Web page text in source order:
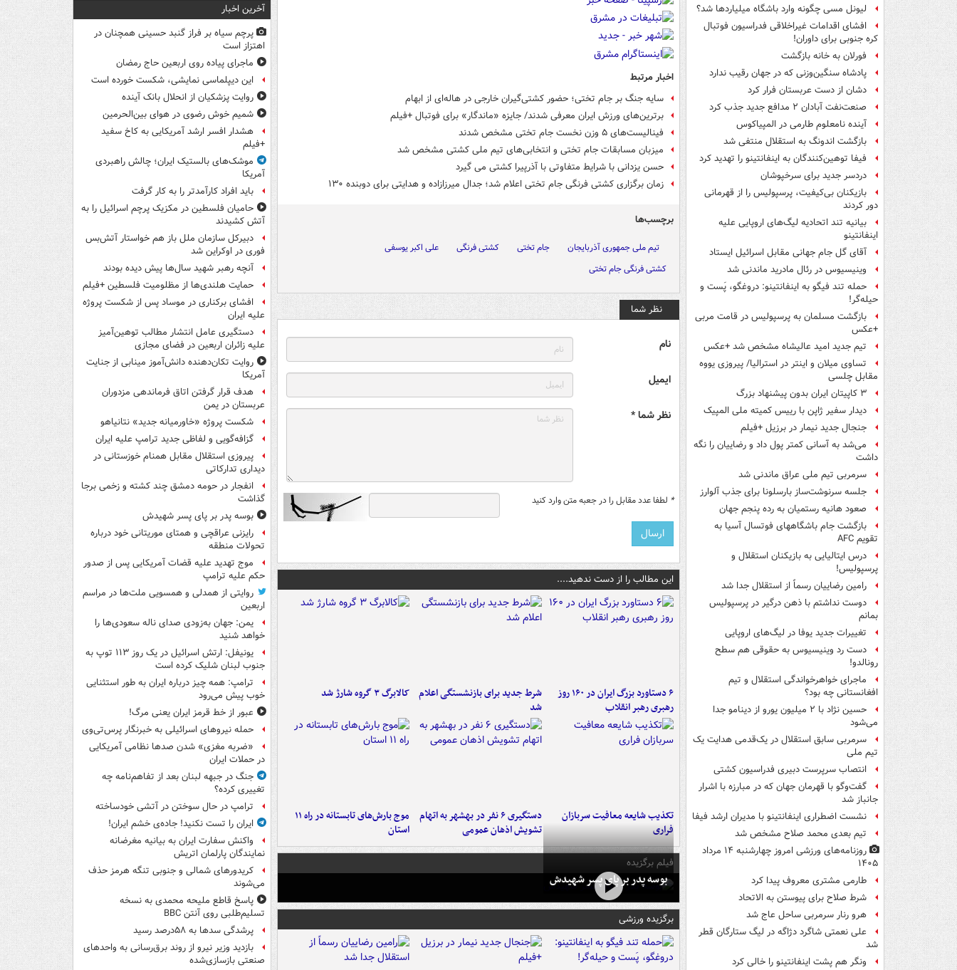
لیونل مسی چگونه وارد باشگاه میلیاردها شد؟
افشای اقدامات غیراخلاقی فدراسیون فوتبال
کره جنوبی برای داوران!
فورلان به خانه بازگشت
پادشاه سنگین‌وزنی که در جهان رقیب ندارد
دشان از دست عربستان فرار کرد
صنعت‌نفت آبادان ۲ مدافع جدید جذب کرد
آینده نامعلوم طارمی در المپیاکوس
بازگشت اندونگ به استقلال منتفی شد
فیفا توهین‌کنندگان به اینفانتینو را تهدید کرد
دردسر جدید برای سرخپوشان
بازیکنان بی‌کیفیت، پرسپولیس را از قهرمانی
دور کردند
بیانیه تند اتحادیه لیگ‌های اروپایی علیه
اینفانتینو
آقای گل جام جهانی مقابل اسرائیل ایستاد
وینیسیوس در رئال مادرید ماندنی شد
حمله تند فیگو به اینفانتینو: دروغگو، پَست‌ و
حیله‌گر!
بازگشت مسلمان به پرسپولیس در قامت مربی
+عکس
تیم جدید امید عالیشاه مشخص شد +عکس
تساوی میلان و اینتر در استرالیا/ پیروزی یووه
مقابل چلسی
۳ کاپیتان ایران بدون پیشنهاد بزرگ
دیدار سفیر ژاپن با رییس کمیته ملی المپیک
جنجال جدید نیمار در برزیل +فیلم
می‌شد به آسانی کمتر پول داد و رضاییان را نگه
داشت
سرمربی تیم ملی عراق ماندنی شد
جلسه سرنوشت‌ساز بارسلونا برای جذب آلوارز
صعود هانیه رستمیان به رده پنجم جهان
بازگشت جام باشگاههای فوتسال آسیا به
تقویم AFC
درس ایتالیایی‌ به بازیکنان استقلال و
پرسپولیس!
رامین رضاییان رسماً از استقلال جدا شد
دوست نداشتم با ذهن درگیر در پرسپولیس
بمانم
تغییرات جدید یوفا در لیگ‌های اروپایی
دست رد وینیسیوس به حقوقی هم سطح
رونالدو!
ماجرای خواهرخواندگی استقلال و تیم
افغانستانی چه بود؟
حسین نژاد با ۲ میلیون یورو از دینامو جدا
می‌شود
سرمربی سابق استقلال در یک‌قدمی هدایت یک
تیم ملی
انتصاب سرپرست دبیری فدراسیون کشتی
گفت‌وگو با قهرمان جهان که در مبارزه با اشرار
جانباز شد
نشست اضطراری اینفانتینو با مدیران ارشد فیفا
تیم بعدی محمد صلاح مشخص شد
روزنامه‌های ورزشی امروز چهارشنبه ۱۴ مرداد
۱۴۰۵
طارمی مشتری معروف پیدا کرد
شرط صلاح برای پیوستن به الاتحاد
هرو رنار سرمربی ساحل عاج شد
علی نعمتی شاگرد دژاگه در لیگ ستارگان قطر
شد
ونگر هم پشت اینفانتینو را خالی کرد
اخبار مرتبط
سایه جنگ بر جام تختی؛ حضور کشتی‌گیران خارجی در هاله‌ای از ابهام
برترین‌های ورزش ایران معرفی شدند/ جایزه «ماندگار» برای فوتبال +فیلم
فینالیست‌های ۵ وزن نخست جام تختی مشخص شدند
میزبان مسابقات جام تختی و انتخابی‌های تیم ملی کشتی مشخص شد
حسن یزدانی با شرایط متفاوتی با آذرپیرا کشتی می گیرد
زمان برگزاری کشتی فرنگی جام تختی اعلام شد؛ جدال میرزازاده و هدایتی برای دوبنده ۱۳۰
برچسب‌ها
تیم ملی جمهوری آذربایجان جام تختی کشتی فرنگی
علی اکبر یوسفی
کشتی فرنگی جام تختی
نظر شما
نام
ایمیل
نظر شما *
* لطفا عدد مقابل را در جعبه متن وارد کنید
این مطالب را از دست ندهید....
۶ دستاورد بزرگ ایران در ۱۶۰ روز
رهبری رهبر انقلاب
شرط جدید برای بازنشستگی اعلام
شد
کالابرگ ۳ گروه شارژ شد
تکذیب شایعه معافیت سربازان
فراری
دستگیری ۶ نفر در بهشهر به اتهام
تشویش اذهان عمومی
موج بارش‌های تابستانه در راه ۱۱
استان
فیلم برگزیده
بوسه‌ پدر بر پای پسر شهیدش
برگزیده ورزشی
آخرین اخبار
پرچم سیاه بر فراز گنبد حسینی همچنان در
اهتزاز است
ماجرای پیاده روی اربعین حاج رمضان
این دیپلماسی نمایشی، شکست خورده است
روایت پزشکیان از انحلال بانک آینده
شمیم خوش رضوی در هوای بین‌الحرمین
هشدار افسر ارشد آمریکایی به کاخ سفید
+فیلم
موشک‌های بالستیک ایران؛ چالش راهبردی
آمریکا
باید افراد کارآمدتر را به کار گرفت
حامیان فلسطین در مکزیک پرچم اسرائیل را به
آتش کشیدند
دبیرکل سازمان ملل باز هم خواستار آتش‌بس
فوری در اوکراین شد
آنچه رهبر شهید سال‌ها پیش دیده بودند
حمایت هلندی‌ها از مظلومیت فلسطین +فیلم
افشای برکناری در موساد پس از شکست پروژه
علیه ایران
دستگیری عامل انتشار مطالب توهین‌آمیز
علیه زائران اربعین در فضای مجازی
روایت تکان‌دهنده دانش‌آموز مینابی از جنایت
آمریکا
هدف قرار گرفتن اتاق‌ فرماندهی مزدوران
عربستان در یمن
شکست پروژه «خاورمیانه جدید» نتانیاهو
گزافه‌گویی و لفاظی جدید ترامپ علیه ایران
پیروزی استقلال مقابل همنام خوزستانی در
دیداری تدارکاتی
انفجار در حومه دمشق چند کشته و زخمی برجا
گذاشت
بوسه‌ پدر بر پای پسر شهیدش
رایزنی عراقچی و همتای موریتانی خود درباره
تحولات منطقه
موج تهدید علیه قضات آمریکایی پس از صدور
حکم علیه ترامپ
روایتی از همدلی و همسویی ملت‌ها در مراسم
اربعین
یمن: جهان به‌زودی صدای ناله سعودی‌ها را
خواهد شنید
یونیفل: ارتش اسرائیل در یک روز ۱۱۳ توپ به
جنوب لبنان شلیک کرده است
ترامپ: همه چیز درباره ایران به طور استثنایی
خوب پیش می‌رود
عبور از خط قرمز ایران یعنی مرگ!
حمله نیروهای اسرائیلی به خبرنگار پرس‌تی‌وی
«ضربه مغزی» شدن صدها نظامی آمریکایی
در حملات ایران
جنگ در جبهه لبنان بعد از تفاهم‌نامه چه
تغییری کرده؟
ترامپ در حال سوختن در آتشی خودساخته
ایران را تست نکنید! جاده‌ی خشم ایران!
واکنش سفارت ایران به بیانیه مغرضانه
نمایندگان پارلمان اتریش
کریدورهای شمالی و جنوبی تنگه هرمز حذف
می‌شوند
پاسخ قاطع ملیحه محمدی به نسخه
تسلیم‌طلبی روی آنتن BBC
پرشدگی سدها به ۵۸درصد رسید
بازدید وزیر نیرو از روند برق‌رسانی به واحدهای
صنعتی بازسازی‌شده